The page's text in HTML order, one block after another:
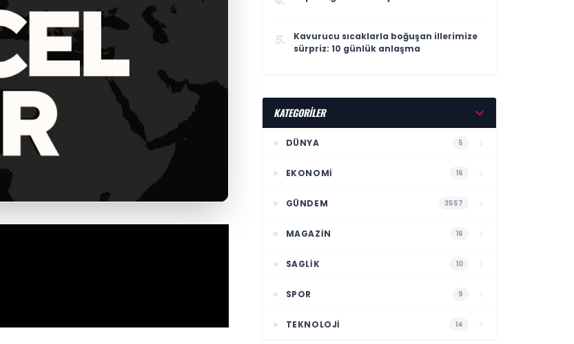
5.
Kavurucu sıcaklarla boğuşan illerimize
sürpriz: 10 günlük anlaşma
KATEGORİLER
DÜNYA 5
EKONOMI 16
GÜNDEM 3557
MAGAZIN 16
SAGLIK 10
SPOR 9
TEKNOLOJI 14